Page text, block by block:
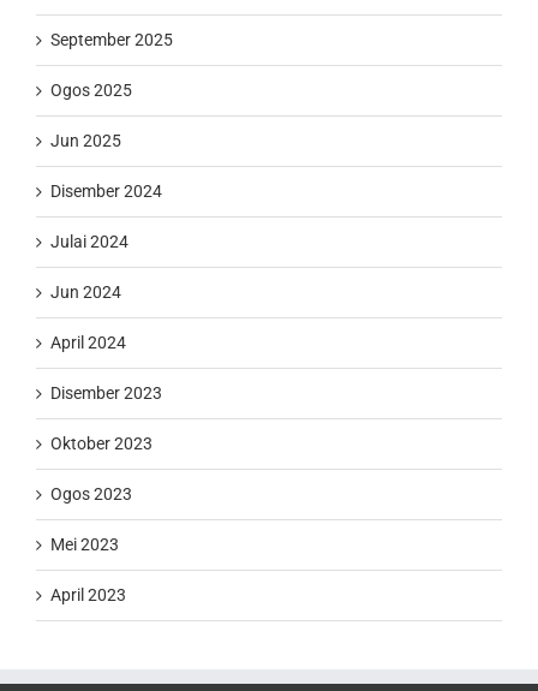
September 2025
Ogos 2025
Jun 2025
Disember 2024
Julai 2024
Jun 2024
April 2024
Disember 2023
Oktober 2023
Ogos 2023
Mei 2023
April 2023